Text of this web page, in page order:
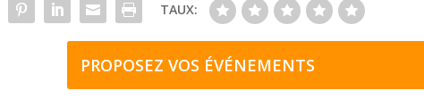
TAUX:
PROPOSEZ VOS ÉVÉNEMENTS